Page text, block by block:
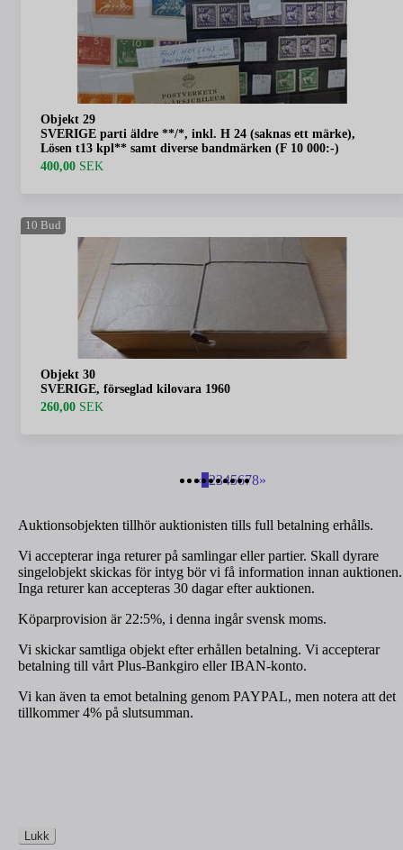
Objekt 29
SVERIGE parti äldre **/*, inkl. H 24 (saknas ett märke),
Lösen t13 kpl** samt diverse bandmärken (F 10 000:-)
400,00 SEK
10 Bud
Objekt 30
SVERIGE, förseglad kilovara 1960
260,00 SEK
«12345678»
Auktionsobjekten tillhör auktionisten tills full betalning erhålls.
Vi accepterar inga returer på samlingar eller partier. Skall dyrare
singelobjekt skickas för intyg bör vi få information innan auktionen.
Inga returer kan accepteras 30 dagar efter auktionen.
Köparprovision är 22:5%, i denna ingår svensk moms.
Vi skickar samtliga objekt efter erhållen betalning. Vi accepterar
betalning till vårt Plus-Bankgiro eller IBAN-konto.
Vi kan även ta emot betalning genom PAYPAL, men notera att det
tillkommer 4% på slutsumman.
Lukk